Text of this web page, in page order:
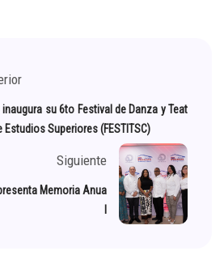
inaugura su 6to Festival de Danza y Teat
Estudios Superiores (FESTITSC)
Siguiente
Memoria Anua